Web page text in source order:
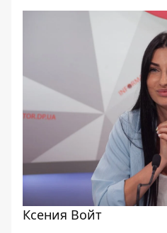
Ксения Войт